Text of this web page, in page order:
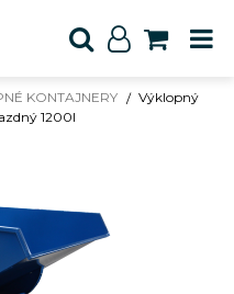
KONTAJNERY
Výklopný
1200l